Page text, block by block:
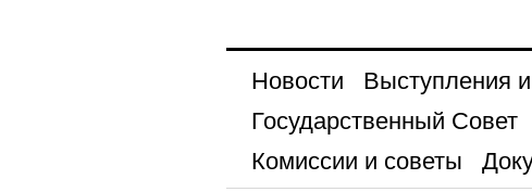
Новости Выступления
Государственный Совет
Комиссии и советы